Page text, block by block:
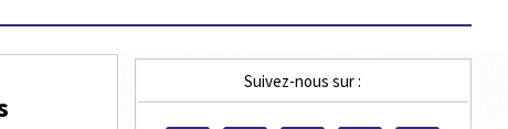
Suivez-nous sur :